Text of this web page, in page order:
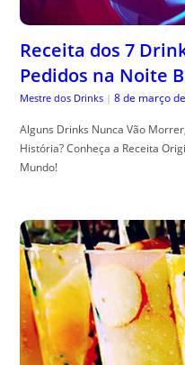
Receita dos 7
Pedidos na Noite
Mestre dos Drinks | 8 de março
Alguns Drinks Nunca Vão
História? Conheça a Receita
Mundo!